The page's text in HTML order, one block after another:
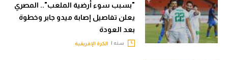
"بسبب سوء أرضية الملعب".. المصري
يعلن تفاصيل إصابة ميدو جابر وخطوة
بعد العودة
سنه | الكرة الإفريقية